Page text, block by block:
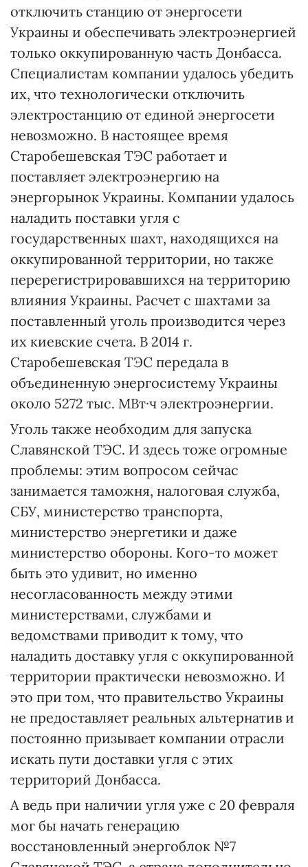
отключить станцию от энергосети
Украины и обеспечивать электроэнергией
только оккупированную часть Донбасса.
Специалистам компании удалось убедить
их, что технологически отключить
электростанцию от единой энергосети
невозможно. В настоящее время
Старобешевская ТЭС работает и
поставляет электроэнергию на
энергорынок Украины. Компании удалось
наладить поставки угля с
государственных шахт, находящихся на
оккупированной территории, но также
перерегистрировавшихся на территорию
влияния Украины. Расчет с шахтами за
поставленный уголь производится через
их киевские счета. В 2014 г.
Старобешевская ТЭС передала в
объединенную энергосистему Украины
около 5272 тыс. МВт·ч электроэнергии.
Уголь также необходим для запуска
Славянской ТЭС. И здесь тоже огромные
проблемы: этим вопросом сейчас
занимается таможня, налоговая служба,
СБУ, министерство транспорта,
министерство энергетики и даже
министерство обороны. Кого-то может
быть это удивит, но именно
несогласованность между этими
министерствами, службами и
ведомствами приводит к тому, что
наладить доставку угля с оккупированной
территории практически невозможно. И
это при том, что правительство Украины
не предоставляет реальных альтернатив и
постоянно призывает компании отрасли
искать пути доставки угля с этих
территорий Донбасса.
А ведь при наличии угля уже с 20 февраля
мог бы начать генерацию
восстановленный энергоблок №7